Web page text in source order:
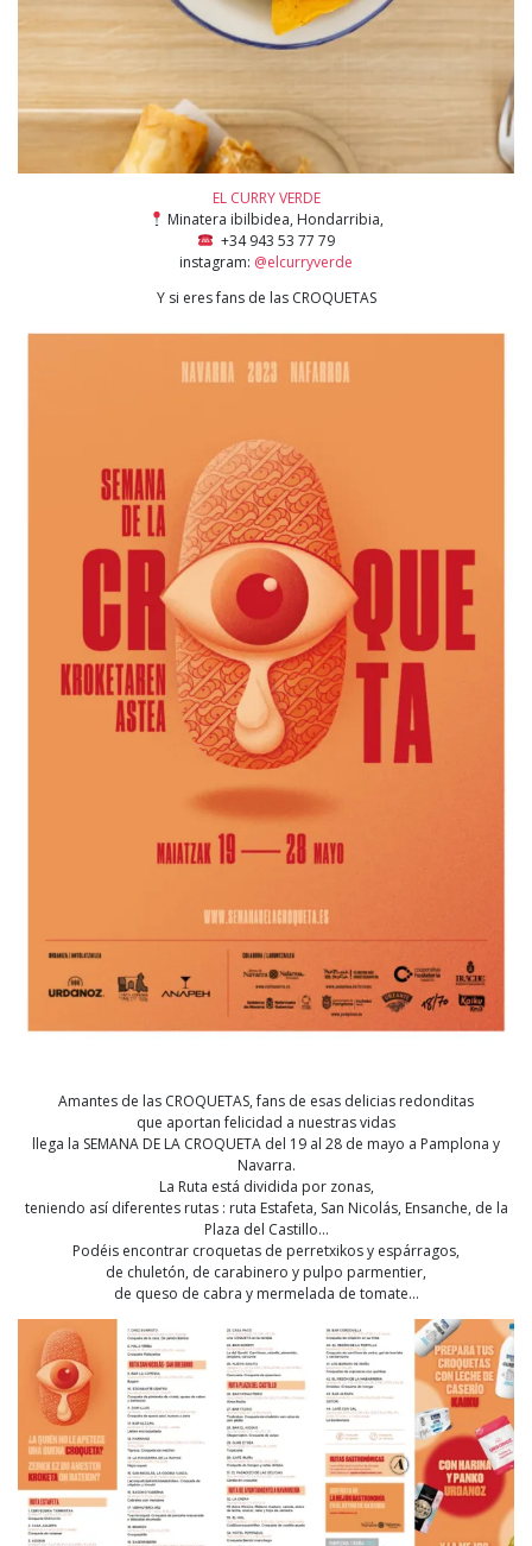
EL CURRY VERDE
Minatera ibilbidea, Hondarribia,
+34 943 53 77 79
instagram: @elcurryverde
Y si eres fans de las CROQUETAS
Amantes de las CROQUETAS, fans de esas delicias redonditas
que aportan felicidad a nuestras vidas
llega la SEMANA DE LA CROQUETA del 19 al 28 de mayo a Pamplona y
Navarra.
La Ruta está dividida por zonas,
teniendo así diferentes rutas : ruta Estafeta, San Nicolás, Ensanche, de la
Plaza del Castillo…
Podéis encontrar croquetas de perretxikos y espárragos,
de chuletón, de carabinero y pulpo parmentier,
de queso de cabra y mermelada de tomate…